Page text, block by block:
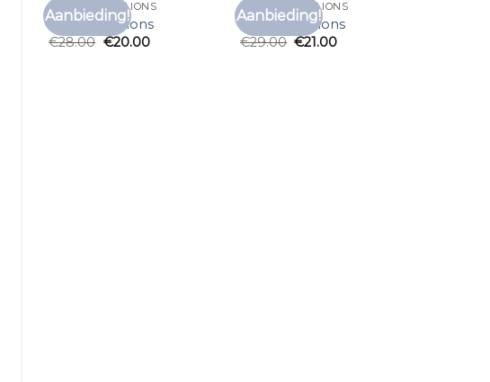
Aanbieding!
Toevoegen
T SHIRT MALELIONS
t shirt malelions
€28.00 €20.00
Aanbieding!
Toevoegen
T SHIRT MALELIONS
t shirt malelions
€29.00 €21.00